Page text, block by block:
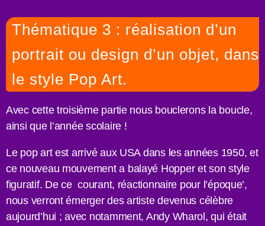
Thématique 3 : réalisation d’un
portrait ou design d’un objet, dans
le style Pop Art.
Avec cette troisième partie nous bouclerons la boucle,
ainsi que l’année scolaire !
Le pop art est arrivé aux USA dans les années 1950, et
ce nouveau mouvement a balayé Hopper et son style
figuratif. De ce courant, réactionnaire pour l’époque’,
nous verront émerger des artiste devenus célèbre
aujourd’hui ; avec notamment, Andy Wharol, qui était